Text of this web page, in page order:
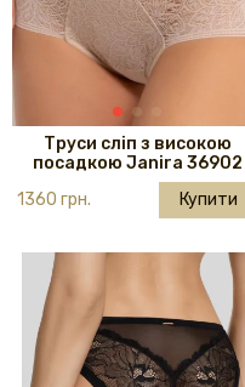
Труси сліп з високою
посадкою Janira 36902
1360 грн.
Купити